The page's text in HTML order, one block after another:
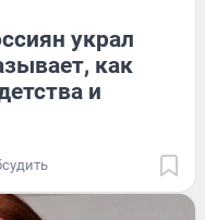
украл
как
и